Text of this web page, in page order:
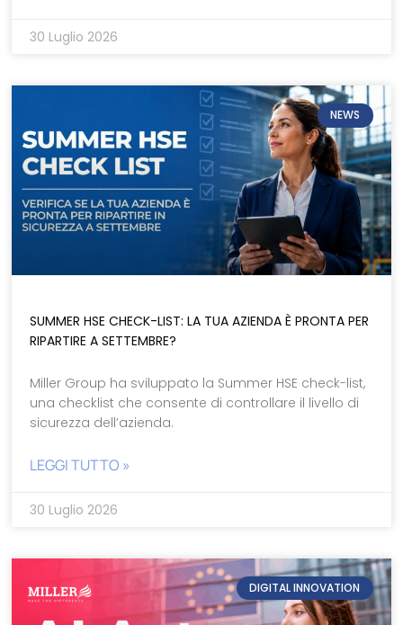
30 Luglio 2026
NEWS
SUMMER HSE CHECK-LIST: LA TUA AZIENDA È PRONTA PER
RIPARTIRE A SETTEMBRE?
Miller Group ha sviluppato la Summer HSE check-list,
una checklist che consente di controllare il livello di
sicurezza dell’azienda.
LEGGI TUTTO »
30 Luglio 2026
DIGITAL INNOVATION